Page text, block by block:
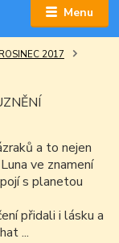
Menu
2017
a to nejen
ve znamení
s planetou
přidali i lásku a
...